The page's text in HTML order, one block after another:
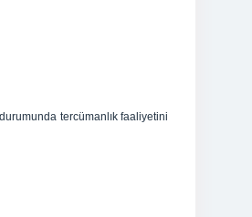
tercümanlık faaliyetini